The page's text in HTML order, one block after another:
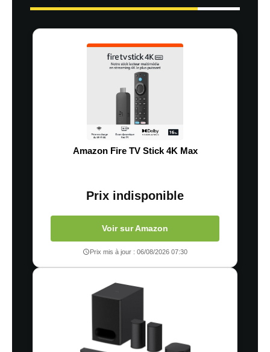
Amazon Fire TV Stick 4K Max
Prix indisponible
Voir sur Amazon
Prix mis à jour : 06/08/2026 07:30